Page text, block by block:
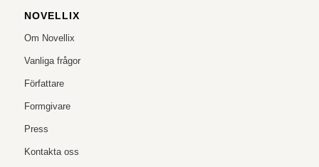
NOVELLIX
Om Novellix
Vanliga frågor
Författare
Formgivare
Press
Kontakta oss